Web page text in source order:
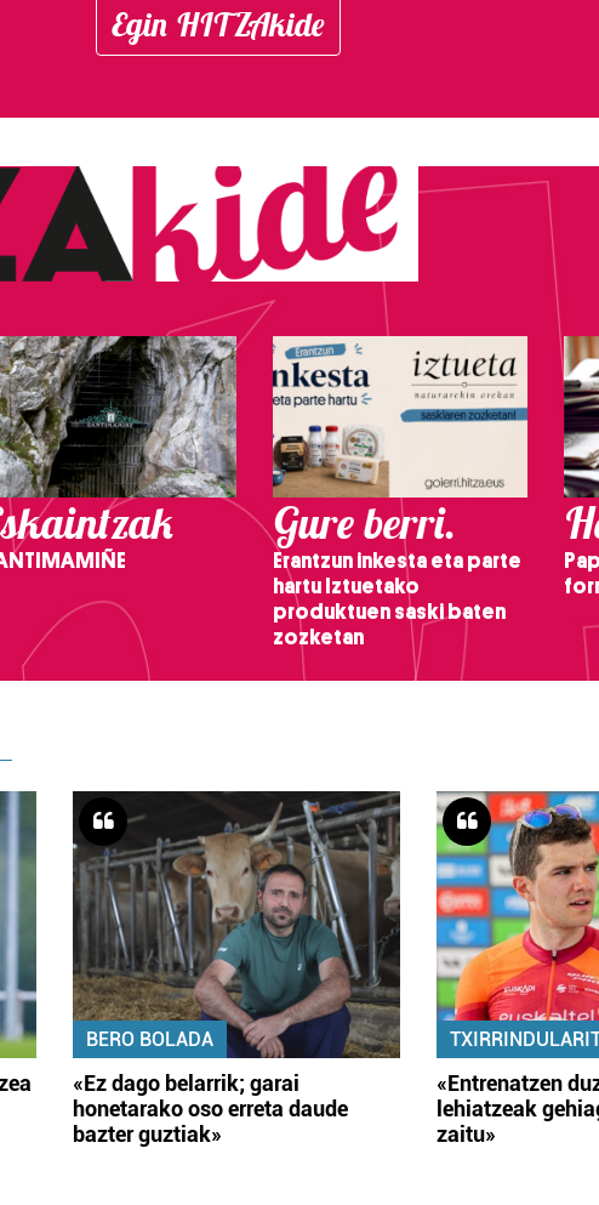
Egin HITZAkide
Gure berri.
Erantzun inkesta eta parte
hartu Iztuetako
produktuen saski baten
zozketan
BERO BOLADA
«Ez dago belarrik; garai
honetarako oso erreta daude
bazter guztiak»
«Entrenatzen
lehiatzeak
zaitu»